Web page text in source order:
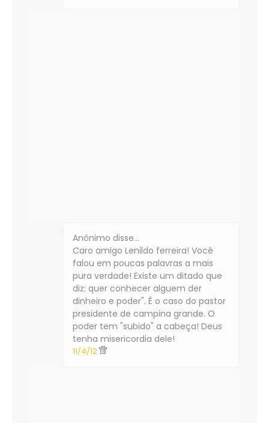
Anônimo disse…
Caro amigo Lenildo ferreira! Você
falou em poucas palavras a mais
pura verdade! Existe um ditado que
diz: quer conhecer alguem der
dinheiro e poder". É o caso do pastor
presidente de campina grande. O
poder tem "subido" a cabeça! Deus
tenha misericordia dele!
11/4/12